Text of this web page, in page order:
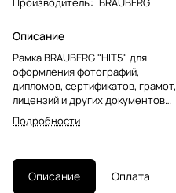
Описание
Рамка BRAUBERG "HIT5" для
оформления фотографий,
дипломов, сертификатов, грамот,
лицензий и других документов
формата А4 (21х30 см) будет
гармонично смотреться в
офисе, учебных учреждениях и
магазинах, салонах и
предприятий и др.Выполнена из
Подробности
Описание Оплата